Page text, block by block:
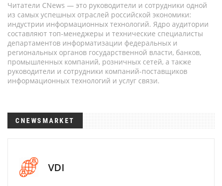
Читатели CNews — это руководители и сотрудники одной
из самых успешных отраслей российской экономики:
индустрии информационных технологий. Ядро аудитории
составляют топ-менеджеры и технические специалисты
департаментов информатизации федеральных и
региональных органов государственной власти, банков,
промышленных компаний, розничных сетей, а также
руководители и сотрудники компаний-поставщиков
информационных технологий и услуг связи.
CNEWSMARKET
VDI